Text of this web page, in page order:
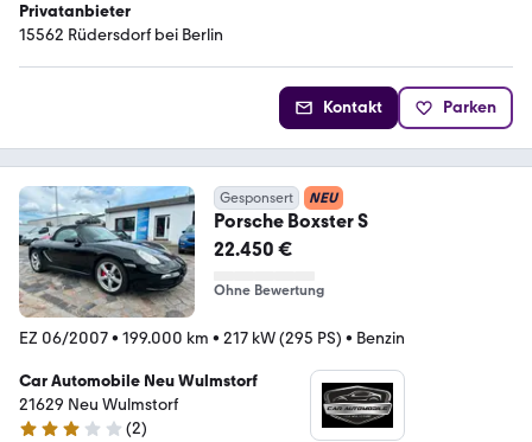
Privatanbieter
15562 Rüdersdorf bei Berlin
Kontakt Parken
Gesponsert NEU
Porsche Boxster S
22.450 €
Ohne Bewertung
EZ 06/2007• 199.000 km • 217 kW (295 PS) • Benzin
Car Automobile Neu Wulmstorf
21629 Neu Wulmstorf
(2)